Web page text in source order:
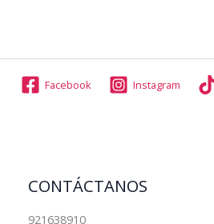
Facebook Instagram
CONTÁCTANOS
921638910